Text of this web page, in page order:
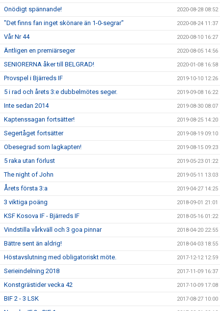
Onödigt spännande! 2020-08-28 08:52
"Det finns fan inget skönare än 1-0-segrar" 2020-08-24 11:37
Vår Nr 44 2020-08-10 16:27
Äntligen en premiärseger 2020-08-05 14:56
SENIORERNA åker till BELGRAD! 2020-01-08 16:58
Provspel i Bjärreds IF 2019-10-10 12:26
5 i rad och årets 3:e dubbelmötes seger. 2019-09-08 16:22
Inte sedan 2014 2019-08-30 08:07
Kaptenssagan fortsätter! 2019-08-25 14:20
Segertåget fortsätter 2019-08-19 09:10
Obesegrad som lagkapten! 2019-08-15 09:23
5 raka utan förlust 2019-05-23 01:22
The night of John 2019-05-11 13:03
Årets första 3:a 2019-04-27 14:25
3 viktiga poäng 2018-09-01 21:01
KSF Kosova IF - Bjärreds IF 2018-05-16 01:22
Vindstilla vårkväll och 3 goa pinnar 2018-04-20 22:55
Bättre sent än aldrig! 2018-04-03 18:55
Höstavslutning med obligatoriskt möte. 2017-12-12 12:59
Serieindelning 2018 2017-11-09 16:37
Konstgrästider vecka 42 2017-10-09 17:08
BIF 2 - 3 LSK 2017-08-27 10:00